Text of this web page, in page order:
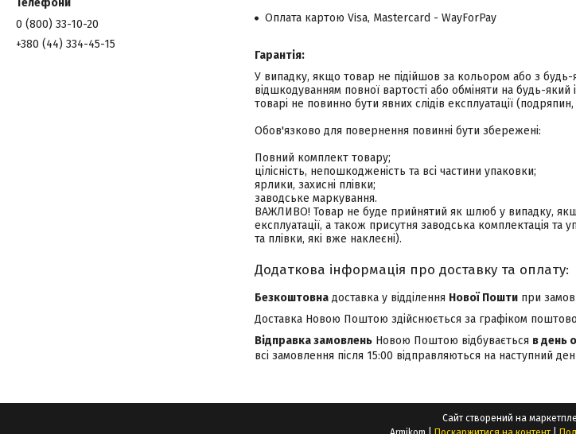
Оплата картою Visa, Mastercard - WayForPay
Гарантія:
У випадку, якщо товар не підійшов за кольором або з
відшкодуванням повної вартості або обміняти на будь-
товарі не повинно бути явних слідів експлуатації
Обов'язково для повернення повинні бути збережені:
Повний комплект товару;
цілісність, непошкодженість та всі частини упаковки;
ярлики, захисні плівки;
заводське маркування.
ВАЖЛИВО! Товар не буде прийнятий як шлюб у випадку,
експлуатації, а також присутня заводська комплектація
та плівки, які вже наклеєні).
Безкоштовна доставка у відділення Нової Пошти при
Доставка Новою Поштою здійснюється за графіком
Відправка замовлень Новою Поштою відбувається в день
всі замовлення після 15:00 відправляються на наступний
0 (800) 33-10-20
+380 (44) 334-45-15
Сайт створений на